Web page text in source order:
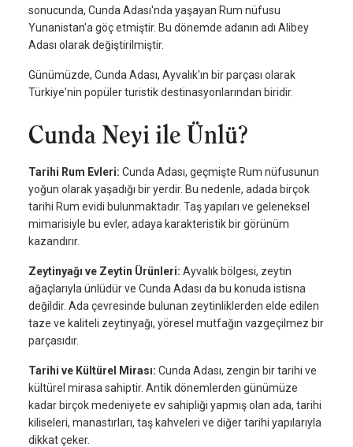
sonucunda, Cunda Adası'nda yaşayan Rum nüfusu
Yunanistan'a göç etmiştir. Bu dönemde adanın adı Alibey
Adası olarak değiştirilmiştir.
Günümüzde, Cunda Adası, Ayvalık'ın bir parçası olarak
Türkiye'nin popüler turistik destinasyonlarından biridir.
Cunda Neyi ile Ünlü?
Tarihi Rum Evleri: Cunda Adası, geçmişte Rum nüfusunun
yoğun olarak yaşadığı bir yerdir. Bu nedenle, adada birçok
tarihi Rum evidi bulunmaktadır. Taş yapıları ve geleneksel
mimarisiyle bu evler, adaya karakteristik bir görünüm
kazandırır.
Zeytinyağı ve Zeytin Ürünleri: Ayvalık bölgesi, zeytin
ağaçlarıyla ünlüdür ve Cunda Adası da bu konuda istisna
değildir. Ada çevresinde bulunan zeytinliklerden elde edilen
taze ve kaliteli zeytinyağı, yöresel mutfağın vazgeçilmez bir
parçasıdır.
Tarihi ve Kültürel Mirası: Cunda Adası, zengin bir tarihi ve
kültürel mirasa sahiptir. Antik dönemlerden günümüze
kadar birçok medeniyete ev sahipliği yapmış olan ada, tarihi
kiliseleri, manastırları, taş kahveleri ve diğer tarihi yapılarıyla
dikkat çeker.